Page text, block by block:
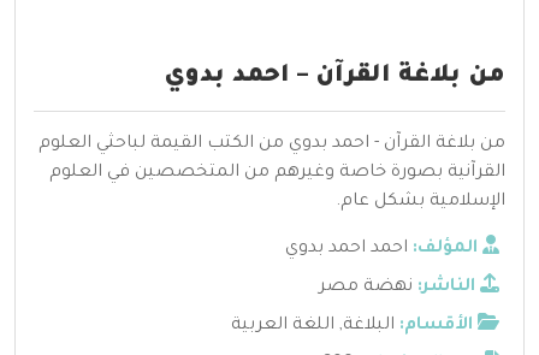
من بلاغة القرآن – احمد بدوي
من بلاغة القرآن - احمد بدوي من الكتب القيمة لباحثي العلوم
القرآنية بصورة خاصة وغيرهم من المتخصصين في العلوم
الإسلامية بشكل عام.
المؤلف: احمد احمد بدوي
الناشر: نهضة مصر
الأقسام: البلاغة, اللغة العربية